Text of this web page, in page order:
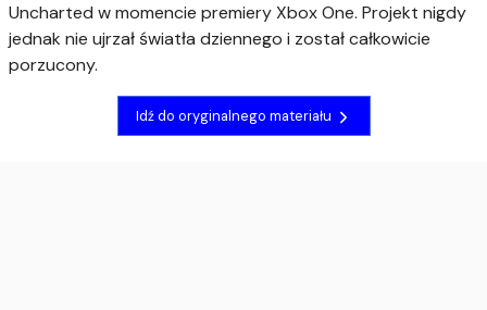
Uncharted w momencie premiery Xbox One. Projekt nigdy
jednak nie ujrzał światła dziennego i został całkowicie
porzucony.
Idź do oryginalnego materiału